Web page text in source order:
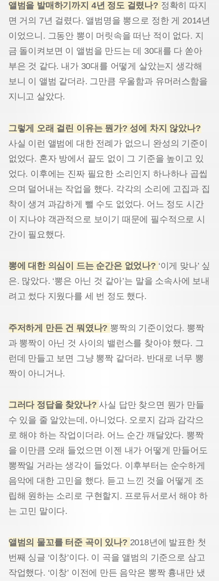
앨범을 발매하기까지 4년 정도 걸렸나? 정확히 따지
면 거의 7년 걸렸다. 앨범명을 뽕으로 정한 게 2014년
이었으니. 그동안 뽕이 머릿속을 떠난 적이 없다. 지
금 돌이켜보면 이 앨범을 만드는 데 30대를 다 쏟아
부은 것 같다. 내가 30대를 어떻게 살았는지 생각해
보니 이 앨범 같더라. 그만큼 우울함과 유머러스함을
지니고 살았다.
그렇게 오래 걸린 이유는 뭔가? 성에 차지 않았나?
사실 이런 앨범에 대한 전례가 없으니 완성의 기준이
없었다. 혼자 방에서 끝도 없이 그 기준을 높이고 있
었다. 이후에는 진짜 필요한 소리인지 하나하나 곱씹
으며 덜어내는 작업을 했다. 각각의 소리에 고집과 집
착이 생겨 과감하게 뺄 수도 없었다. 어느 정도 시간
이 지나야 객관적으로 보이기 때문에 필수적으로 시
간이 필요했다.
뽕에 대한 의심이 드는 순간은 없었나? ‘이게 맞나’ 싶
은. 많았다. ‘뽕은 아닌 것 같아’는 말을 소속사에 보내
려고 썼다 지웠다를 세 번 정도 했다.
주저하게 만든 건 뭐였나? 뽕짝의 기준이었다. 뽕짝
과 뽕짝이 아닌 것 사이의 밸런스를 찾아야 했다. 그
런데 만들고 보면 그냥 뽕짝 같더라. 반대로 너무 뽕
짝이 아니거나.
그러다 정답을 찾았나? 사실 답만 찾으면 뭔가 만들
수 있을 줄 알았는데, 아니었다. 오로지 감과 감각으
로 해야 하는 작업이더라. 어느 순간 깨달았다. 뽕짝
을 이만큼 오래 들었으면 이젠 내가 어떻게 만들어도
뽕짝일 거라는 생각이 들었다. 이후부터는 순수하게
음악에 대한 고민을 했다. 듣고 느낀 것을 어떻게 조
립해 원하는 소리로 구현할지. 프로듀서로서 해야 하
는 고민 말이다.
앨범의 물꼬를 터준 곡이 있나? 2018년에 발표한 첫
번째 싱글 ‘이창’이다. 이 곡을 앨범의 기준으로 삼고
작업했다. ‘이창’ 이전에 만든 음악은 뽕짝 흉내만 냈